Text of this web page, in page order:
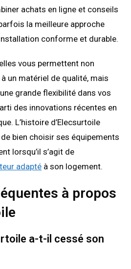
achats en ligne et conseils
la meilleure approche
installation conforme et durable.
vous permettent non
un matériel de qualité, mais
grande flexibilité dans vos
des innovations récentes en
L’histoire d’Elecsurtoile
bien choisir ses équipements
lorsqu’il s’agit de
adapté à son logement.
à propos
a-t-il cessé son